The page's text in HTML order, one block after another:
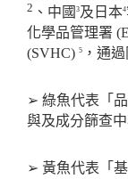
2 、中國 3 及日本4
化學品管理署
(SVHC) 5 ，通
➢ 綠魚代表「
與及成分篩查
➢ 黃魚代表「